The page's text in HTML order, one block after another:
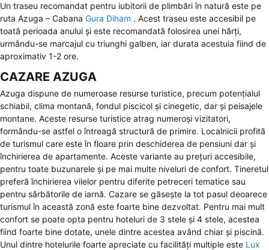
Un traseu recomandat pentru iubitorii de plimbări în natură este pe
ruta Azuga – Cabana Gura Diham . Acest traseu este accesibil pe
toată perioada anului și este recomandată folosirea unei hărți,
urmându-se marcajul cu triunghi galben, iar durata acestuia fiind de
aproximativ 1-2 ore.
CAZARE AZUGA
Azuga dispune de numeroase resurse turistice, precum potențialul
schiabil, clima montană, fondul piscicol și cinegetic, dar și peisajele
montane. Aceste resurse turistice atrag numeroși vizitatori,
formându-se astfel o întreagă structură de primire. Localnicii profită
de turismul care este în floare prin deschiderea de pensiuni dar și
închirierea de apartamente. Aceste variante au prețuri accesibile,
pentru toate buzunarele și pe mai multe niveluri de confort. Tineretul
preferă închirierea vilelor pentru diferite petreceri tematice sau
pentru sărbătorile de iarnă. Cazare se găsește la tot pasul deoarece
turismul în această zonă este foarte bine dezvoltat. Pentru mai mult
confort se poate opta pentru hoteluri de 3 stele și 4 stele, acestea
fiind foarte bine dotate, unele dintre acestea având chiar și piscină.
Unul dintre hotelurile foarte apreciate cu facilități multiple este Lux